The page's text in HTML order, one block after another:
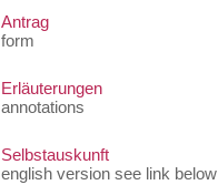
Antrag
form
Erläuterungen
annotations
Selbstauskunft
english version see link below